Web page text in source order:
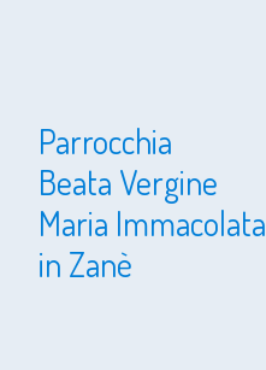
Parrocchia
Beata Vergine
Maria Immacolata
in Zanè